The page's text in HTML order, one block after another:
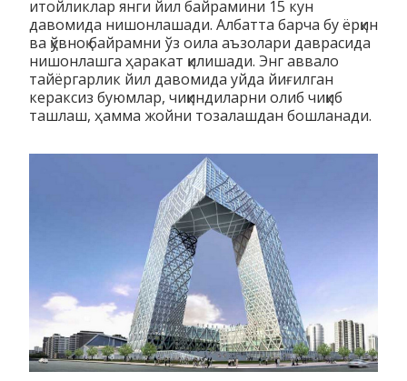
итойликлар янги йил байрамини 15 кун
давомида нишонлашади. Албатта барча бу ёрқин
ва қўвноқ байрамни ўз оила аъзолари даврасида
нишонлашга ҳаракат қилишади. Энг аввало
тайёргарлик йил давомида уйда йиғилган
кераксиз буюмлар, чиқиндиларни олиб чиқиб
ташлаш, ҳамма жойни тозалашдан бошланади.